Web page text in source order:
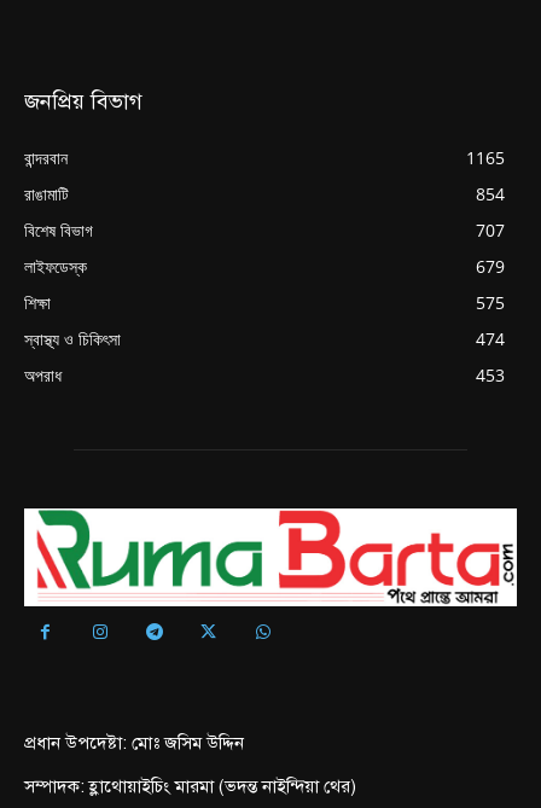
জনপ্রিয় বিভাগ
বান্দরবান
1165
রাঙামাটি
854
বিশেষ বিভাগ
707
লাইফডেস্ক
679
শিক্ষা
575
স্বাস্থ্য ও চিকিৎসা
474
অপরাধ
453
প্রধান উপদেষ্টা: মোঃ জসিম উদ্দিন
সম্পাদক: হ্লাথোয়াইচিং মারমা (ভদন্ত নাইন্দিয়া থের)